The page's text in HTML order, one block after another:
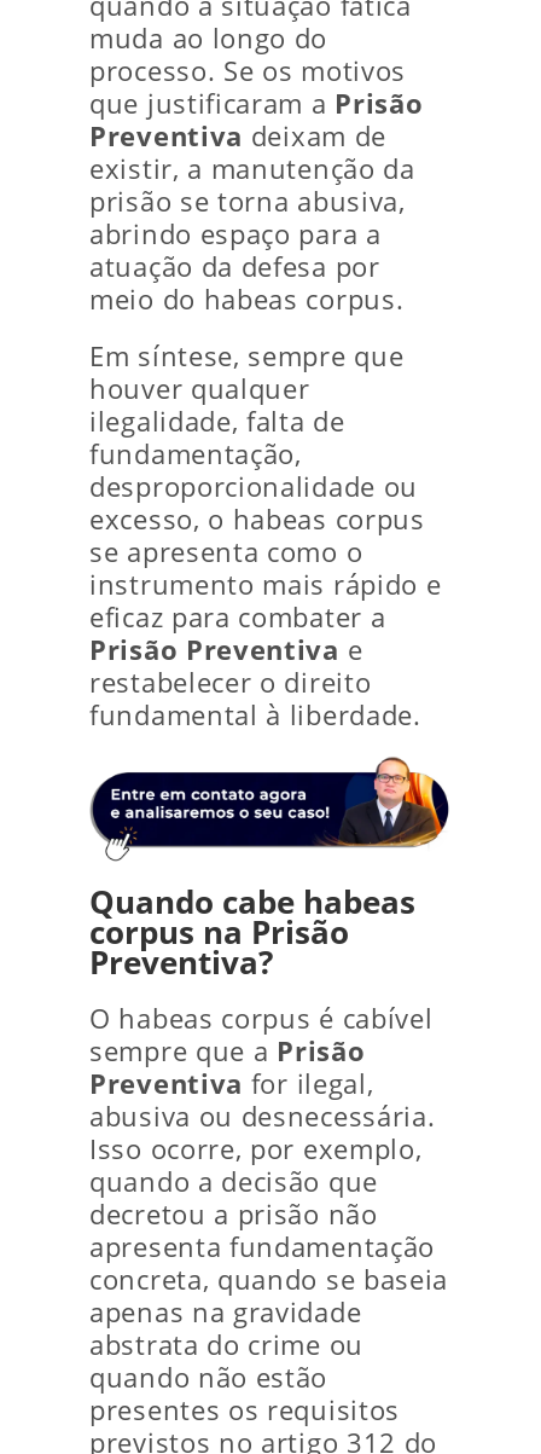
muda ao longo do
processo. Se os motivos
que justificaram a Prisão
Preventiva deixam de
existir, a manutenção da
prisão se torna abusiva,
abrindo espaço para a
atuação da defesa por
meio do habeas corpus.
Em síntese, sempre que
houver qualquer
ilegalidade, falta de
fundamentação,
desproporcionalidade ou
excesso, o habeas corpus
se apresenta como o
instrumento mais rápido e
eficaz para combater a
Prisão Preventiva e
restabelecer o direito
fundamental à liberdade.
Quando cabe habeas
corpus na Prisão
Preventiva?
O habeas corpus é cabível
sempre que a Prisão
Preventiva for ilegal,
abusiva ou desnecessária.
Isso ocorre, por exemplo,
quando a decisão que
decretou a prisão não
apresenta fundamentação
concreta, quando se baseia
apenas na gravidade
abstrata do crime ou
quando não estão
presentes os requisitos
previstos no artigo 312 do